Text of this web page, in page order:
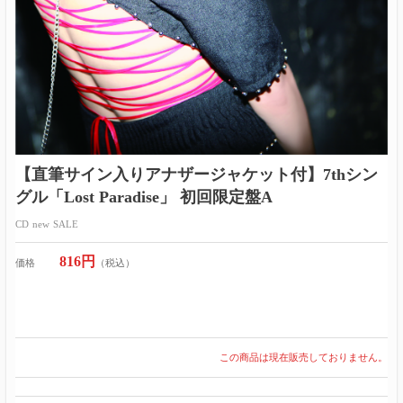
【直筆サイン入りアナザージャケット付】7thシン
グル「Lost Paradise」 初回限定盤A
CD new SALE
価格 816円 （税込）
この商品は現在販売しておりません。